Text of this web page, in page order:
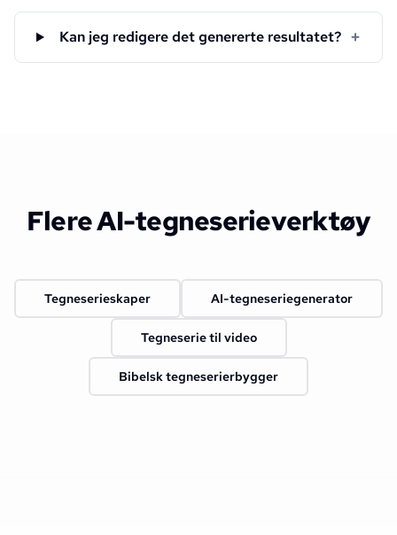
Kan jeg redigere det genererte resultatet? +
Flere AI-tegneserieverktøy
Tegneserieskaper AI-tegneseriegenerator
Tegneserie til video
Bibelsk tegneserierbygger